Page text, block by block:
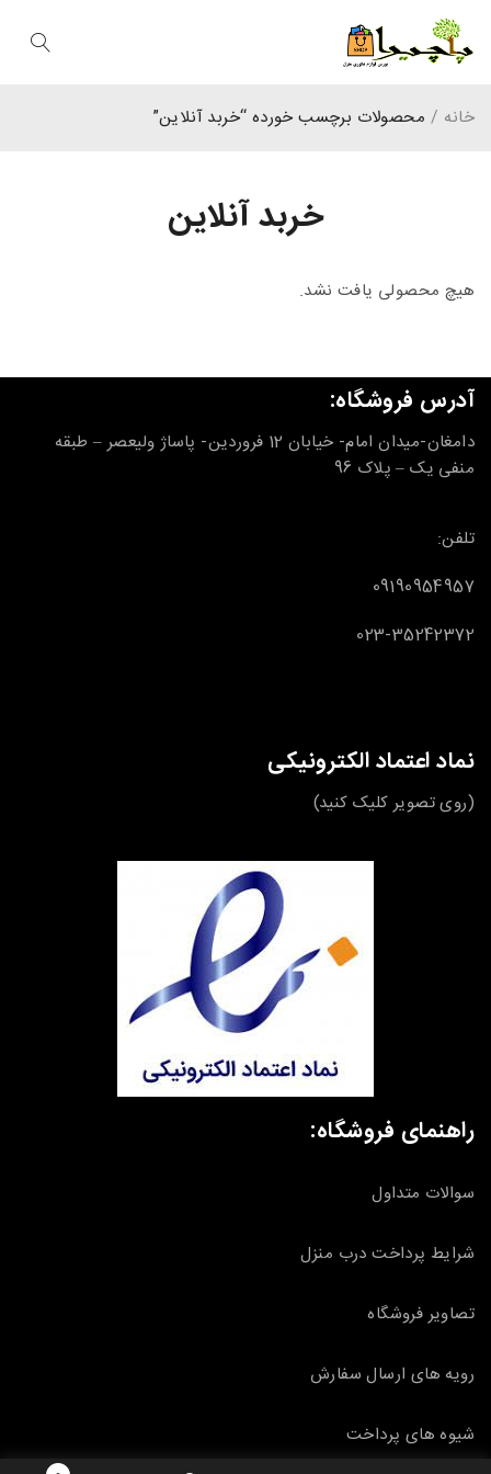
خربد آنلاین
خانه / محصولات برچسب خورده “خربد آنلاین”
هیچ محصولی یافت نشد.
آدرس فروشگاه:
دامغان-میدان امام- خیابان 12 فروردین- پاساژ ولیعصر – طبقه
منفی یک – پلاک 96
تلفن:
09190954957
023-35242372
نماد اعتماد الکترونیکی
(روی تصویر کلیک کنید)
راهنمای فروشگاه:
سوالات متداول
شرایط پرداخت درب منزل
تصاویر فروشگاه
رویه های ارسال سفارش
شیوه های پرداخت